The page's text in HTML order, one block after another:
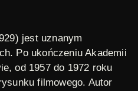
jest uznanym
Po ukończeniu Akademii
od 1957 do 1972 roku
filmowego. Autor